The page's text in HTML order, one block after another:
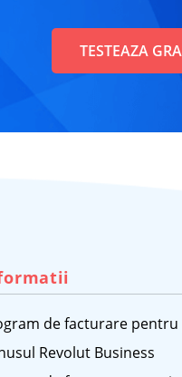
TESTEAZA
de facturare pentru
Revolut Business